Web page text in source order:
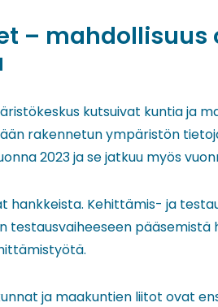
– mahdollisuus
kutsuivat kuntia ja
rakennetun ympäristön
2023 ja se jatkuu myös
hankkeista. Kehittämis- ja
testausvaiheeseen
ja maakuntien liitot ovat